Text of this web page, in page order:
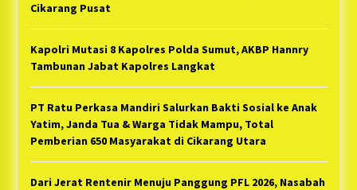
Cikarang Pusat
Kapolri Mutasi 8 Kapolres Polda Sumut, AKBP Hannry
Tambunan Jabat Kapolres Langkat
PT Ratu Perkasa Mandiri Salurkan Bakti Sosial ke Anak
Yatim, Janda Tua & Warga Tidak Mampu, Total
Pemberian 650 Masyarakat di Cikarang Utara
Dari Jerat Rentenir Menuju Panggung PFL 2026, Nasabah